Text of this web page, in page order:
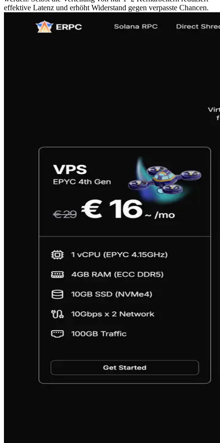
effektive Latenz und erhöht Widerstand gegen verpasste Chancen.